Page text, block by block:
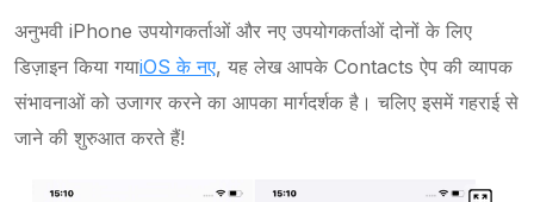
अनुभवी iPhone उपयोगकर्ताओं और नए उपयोगकर्ताओं दोनों के लिए
डिज़ाइन किया गयाiOS के नए, यह लेख आपके Contacts ऐप की व्यापक
संभावनाओं को उजागर करने का आपका मार्गदर्शक है। चलिए इसमें गहराई से
जाने की शुरुआत करते हैं!